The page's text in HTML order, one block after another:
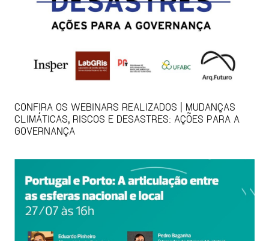
CONFIRA OS WEBINARS REALIZADOS | MUDANÇAS
CLIMÁTICAS, RISCOS E DESASTRES: AÇÕES PARA A
GOVERNANÇA